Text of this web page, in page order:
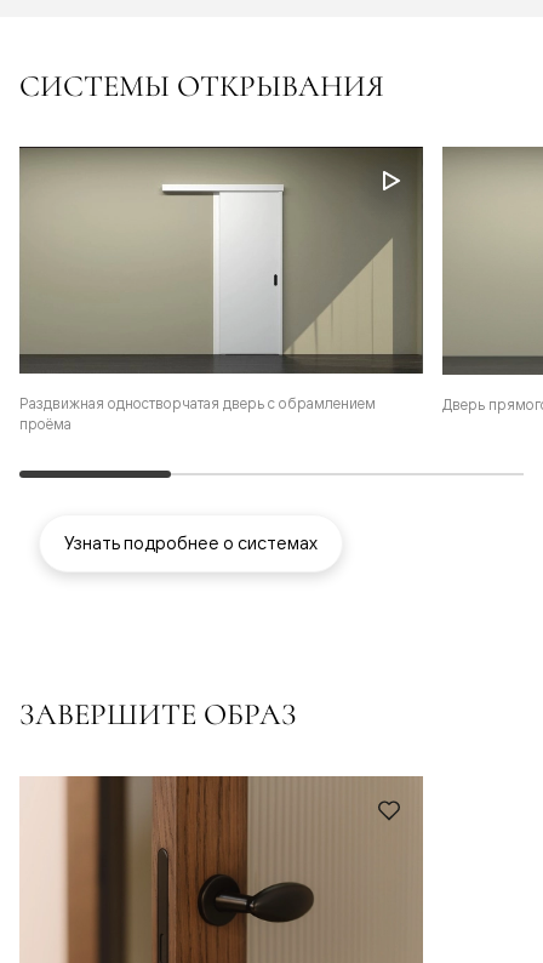
СИСТЕМЫ ОТКРЫВАНИЯ
Раздвижная одностворчатая дверь с обрамлением
проёма
Дверь
Узнать подробнее о системах
ЗАВЕРШИТЕ ОБРАЗ